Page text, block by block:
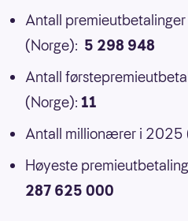
Antall
(Norge): 5 298 948
Antall
(Norge): 11
Antall millionærer i 2025
Høyeste
287 625 000